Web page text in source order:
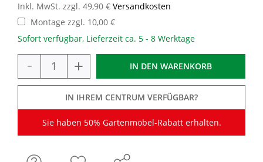
Inkl. MwSt. zzgl. 49,90 € Versandkosten
Sofort verfügbar, Lieferzeit ca. 5 - 8 Werktage
Montage zzgl. 10,00 €
- + IN DEN WARENKORB
IN IHREM CENTRUM VERFÜGBAR?
Sie haben 50% Gartenmöbel-Rabatt erhalten.